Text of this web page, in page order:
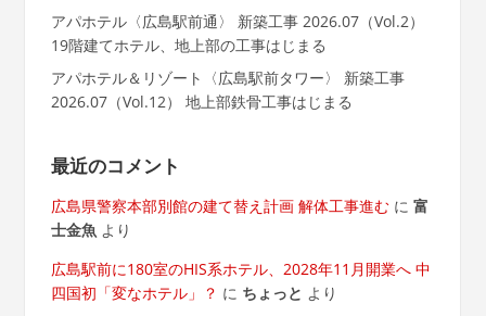
アパホテル〈広島駅前通〉 新築工事 2026.07（Vol.2）
19階建てホテル、地上部の工事はじまる
アパホテル＆リゾート〈広島駅前タワー〉 新築工事
2026.07（Vol.12） 地上部鉄骨工事はじまる
最近のコメント
広島県警察本部別館の建て替え計画 解体工事進むに 富
士金魚より
広島駅前に180室のHIS系ホテル、2028年11月開業へ 中
四国初「変なホテル」？ に ちょっと より